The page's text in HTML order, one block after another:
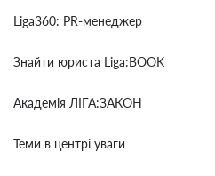
Liga360: PR-менеджер
Знайти юриста Liga:BOOK
Академія ЛІГА:ЗАКОН
Теми в центрі уваги